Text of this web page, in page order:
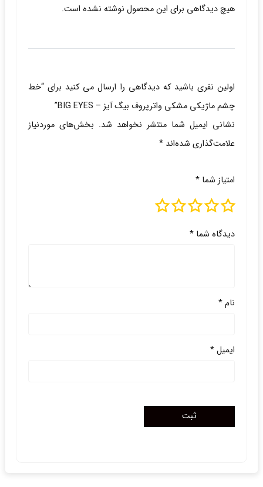
هیچ دیدگاهی برای این محصول نوشته نشده است.
اولین نفری باشید که دیدگاهی را ارسال می کنید برای “خط
چشم ماژیکی مشکی واترپروف بیگ آیز – BIG EYES”
نشانی ایمیل شما منتشر نخواهد شد. بخش‌های موردنیاز
علامت‌گذاری شده‌اند *
امتیاز شما *
دیدگاه شما *
نام*
ایمیل*